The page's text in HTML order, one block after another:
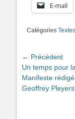
E-mail
Catégories
Navigation
de
l’article
← Précédent
Article
précédent :
Un temps pour
Manifeste
Geoffrey